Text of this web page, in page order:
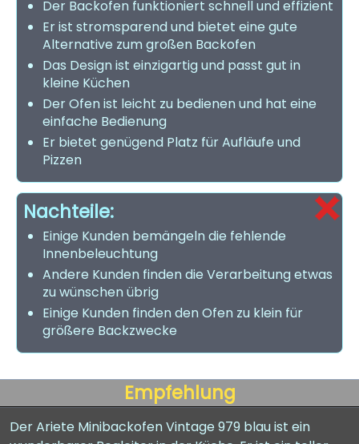
Der Backofen funktioniert schnell und effizient
Er ist stromsparend und bietet eine gute
Alternative zum großen Backofen
Das Design ist einzigartig und passt gut in
kleine Küchen
Der Ofen ist leicht zu bedienen und hat eine
einfache Bedienung
Er bietet genügend Platz für Aufläufe und
Pizzen
Nachteile:
Einige Kunden bemängeln die fehlende
Innenbeleuchtung
Andere Kunden finden die Verarbeitung etwas
zu wünschen übrig
Einige Kunden finden den Ofen zu klein für
größere Backzwecke
Empfehlung
Der Ariete Minibackofen Vintage 979 blau ist ein